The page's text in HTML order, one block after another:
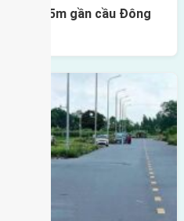
4,5m gần cầu Đông